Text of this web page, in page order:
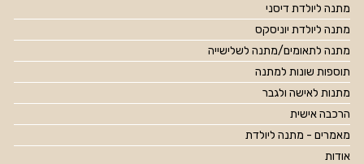
מתנה ליולדת דיסני
מתנה ליולדת יוניסקס
מתנה לתאומים/מתנה לשלישייה
תוספות שונות למתנה
מתנות לאישה ולגבר
הרכבה אישית
מאמרים - מתנה ליולדת
אודות